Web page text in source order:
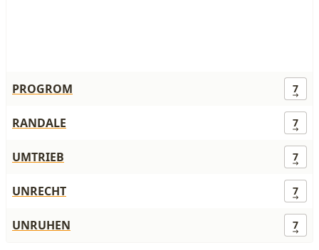
PROGROM 7
RANDALE 7
UMTRIEB 7
UNRECHT 7
UNRUHEN 7